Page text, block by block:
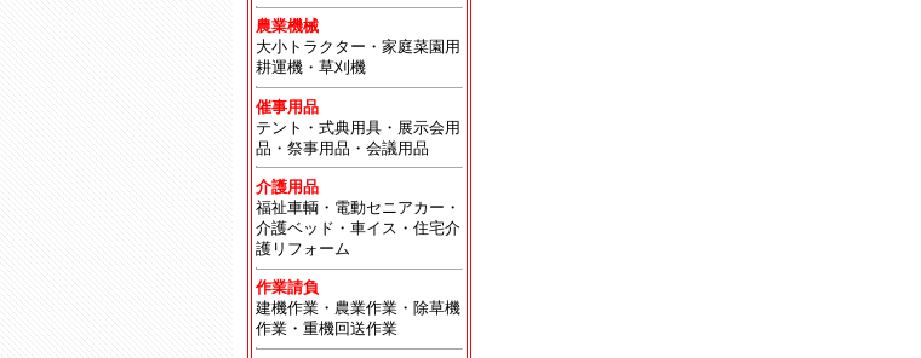
農業機械
大小トラクター・家庭菜園用
耕運機・草刈機
催事用品
テント・式典用具・展示会用
品・祭事用品・会議用品
介護用品
福祉車輌・電動セニアカー・
介護ベッド・車イス・住宅介
護リフォーム
作業請負
建機作業・農業作業・除草機
作業・重機回送作業